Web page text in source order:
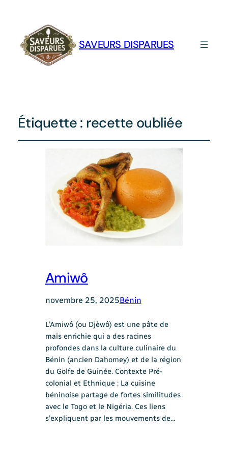
SAVEURS DISPARUES
Étiquette : recette oubliée
Amiwô
novembre 25, 2025Bénin
L’Amiwô (ou Djèwô) est une pâte de
maïs enrichie qui a des racines
profondes dans la culture culinaire du
Bénin (ancien Dahomey) et de la région
du Golfe de Guinée. Contexte Pré-
colonial et Ethnique : La cuisine
béninoise partage de fortes similitudes
avec le Togo et le Nigéria. Ces liens
s’expliquent par les mouvements de…